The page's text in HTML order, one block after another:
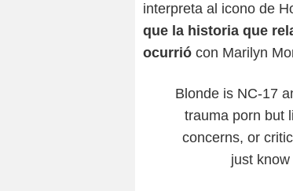
interpreta al icono de
que la historia que
ocurrió con Marilyn
Blonde is NC-17
trauma porn but
concerns, or
just